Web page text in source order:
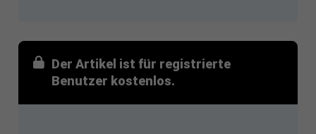
Der Artikel ist für registrierte
Benutzer kostenlos.